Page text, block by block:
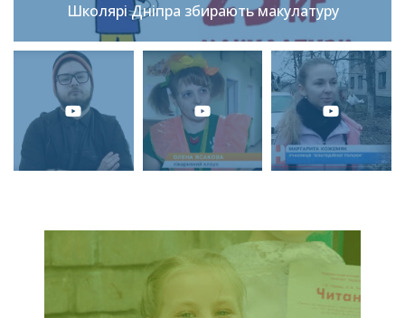
Школярі Дніпра збирають макулатуру